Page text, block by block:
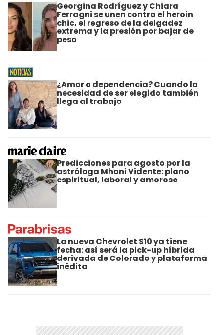
Georgina Rodríguez y Chiara
Ferragni se unen contra el heroin
chic, el regreso de la delgadez
extrema y la presión por bajar de
peso
¿Amor o dependencia? Cuando la
necesidad de ser elegido también
llega al trabajo
Predicciones para agosto por la
astróloga Mhoni Vidente: plano
espiritual, laboral y amoroso
La nueva Chevrolet S10 ya tiene
fecha: así será la pick-up híbrida
derivada de Colorado y plataforma
inédita